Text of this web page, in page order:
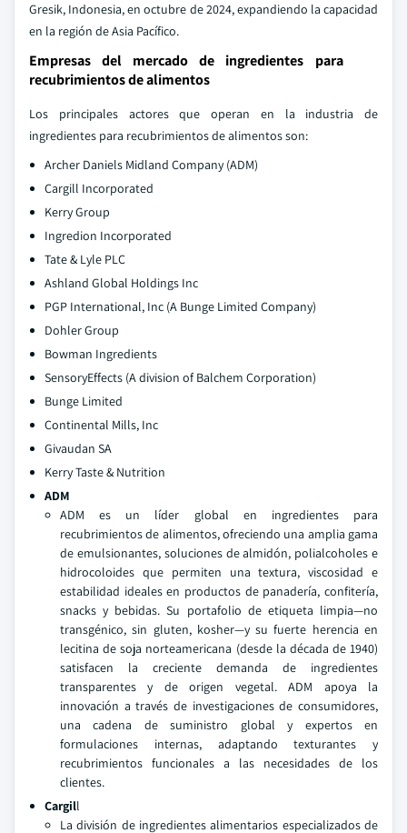
Gresik, Indonesia, en octubre de 2024, expandiendo la capacidad
en la región de Asia Pacífico.
Empresas del mercado de ingredientes para
recubrimientos de alimentos
Los principales actores que operan en la industria de
ingredientes para recubrimientos de alimentos son:
Archer Daniels Midland Company (ADM)
Cargill Incorporated
Kerry Group
Ingredion Incorporated
Tate & Lyle PLC
Ashland Global Holdings Inc
PGP International, Inc (A Bunge Limited Company)
Dohler Group
Bowman Ingredients
SensoryEffects (A division of Balchem Corporation)
Bunge Limited
Continental Mills, Inc
Givaudan SA
Kerry Taste & Nutrition
ADM
ADM es un líder global en ingredientes para
recubrimientos de alimentos, ofreciendo una amplia gama
de emulsionantes, soluciones de almidón, polialcoholes e
hidrocoloides que permiten una textura, viscosidad e
estabilidad ideales en productos de panadería, confitería,
snacks y bebidas. Su portafolio de etiqueta limpia—no
transgénico, sin gluten, kosher—y su fuerte herencia en
lecitina de soja norteamericana (desde la década de 1940)
satisfacen la creciente demanda de ingredientes
transparentes y de origen vegetal. ADM apoya la
innovación a través de investigaciones de consumidores,
una cadena de suministro global y expertos en
formulaciones internas, adaptando texturantes y
recubrimientos funcionales a las necesidades de los
clientes.
Cargill
La división de ingredientes alimentarios especializados de